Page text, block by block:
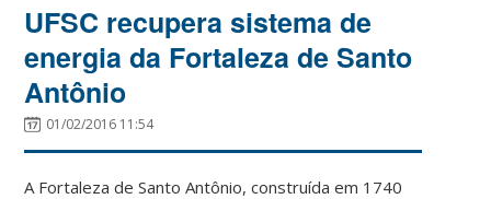
UFSC recupera sistema de
energia da Fortaleza de Santo
Antônio
01/02/2016 11:54
A Fortaleza de Santo Antônio, construída em 1740